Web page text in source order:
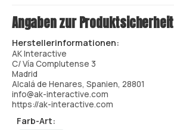
Angaben zur Produktsicherheit
Herstellerinformationen:
AK Interactive
C/ Vía Complutense 3
Madrid
Alcalá de Henares, Spanien, 28801
info@ak-interactive.com
https://ak-interactive.com
Farb-Art: